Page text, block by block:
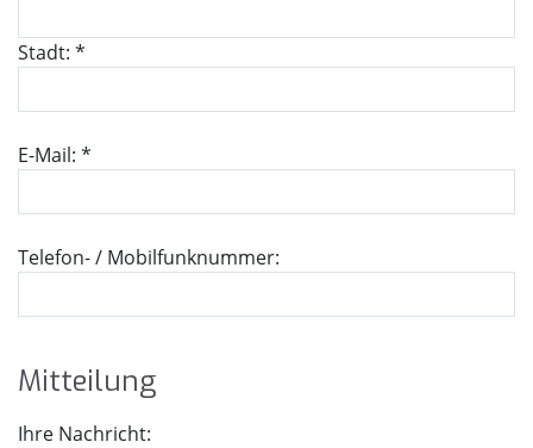
Stadt: *
E-Mail: *
Telefon- / Mobilfunknummer:
Mit­tei­lung
Ihre Nachricht: